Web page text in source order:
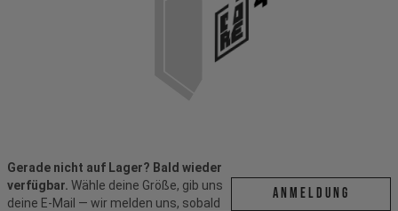
Gerade nicht auf Lager? Bald wieder
verfügbar. Wähle deine Größe, gib uns
deine E-Mail — wir melden uns, sobald
ANMELDUNG